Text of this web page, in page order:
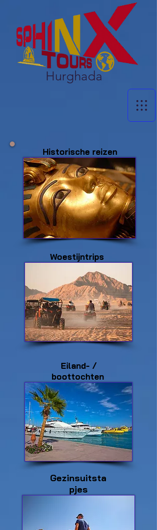
Hurghada
Historische reizen
Woestijntrips
Eiland- /
boottochten
Gezinsuitsta
pjes